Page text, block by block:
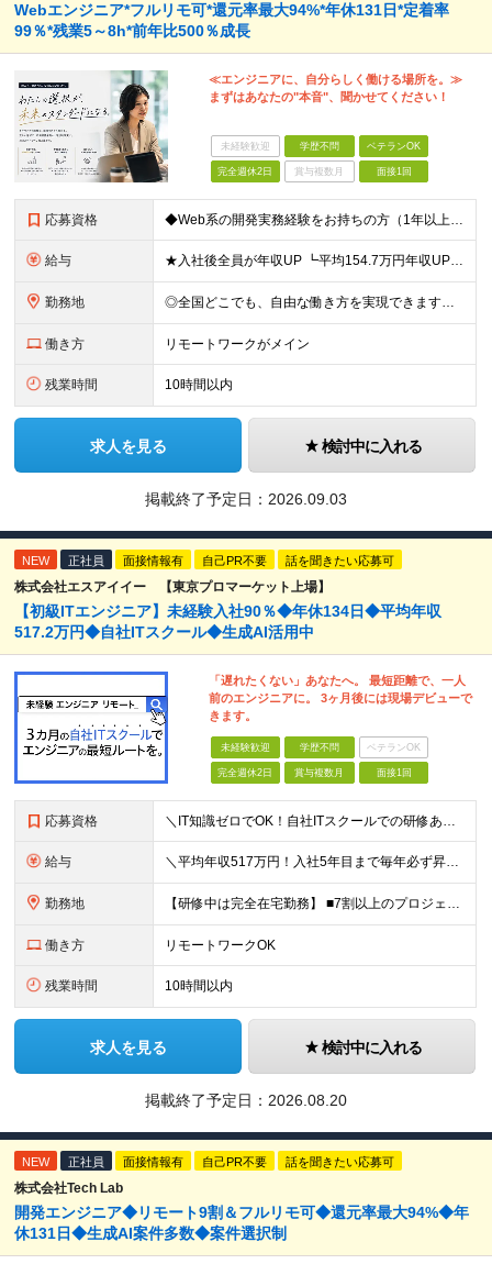
Webエンジニア*フルリモ可*還元率最大94%*年休131日*定着率
99％*残業5～8h*前年比500％成長
≪エンジニアに、自分らしく働ける場所を。≫
まずはあなたの"本音"、聞かせてください！
未経験歓迎 学歴不問 ベテランOK
完全週休2日 賞与複数月 面接1回
応募資格 ◆Web系の開発実務経験をお持ちの方（1年以上） ◆学歴不問 ◆既卒・第二新卒OK ☆Tech Labの事業内容、ビジョンに共感できる⽅はぜひご応募ください！ ☆意欲重視の採用です！ 「経歴に自信が
給与 ★入社後全員が年収UP ┗平均154.7万円年収UP！ ┗最大380万円UPの実績もあり 月給35万円～100万円＋決算賞与＋各種手当 【 給与イメージ 】 ◆経験1年以上…月給35万円～＋決算賞
勤務地 ◎全国どこでも、自由な働き方を実現できます！ 全国のプロジェクト先やフルリモート環境での勤務も可能です。 ＼自由度の高い働き方、叶えます／ ・フルリモートで働きたい ・ハイブリットに働きたい ・家庭
働き方 リモートワークがメイン
残業時間 10時間以内
求人を見る 検討中に入れる
掲載終了予定日： 2026.09.03
NEW 正社員 面接情報有 自己PR不要 話を聞きたい応募可
株式会社エスアイイー 【東京プロマーケット上場】
【初級ITエンジニア】未経験入社90％◆年休134日◆平均年収
517.2万円◆自社ITスクール◆生成AI活用中
「遅れたくない」あなたへ。 最短距離で、一人
前のエンジニアに。 3ヶ月後には現場デビューで
きます。
未経験歓迎 学歴不問 ベテランOK
完全週休2日 賞与複数月 面接1回
応募資格 ＼IT知識ゼロでOK！自社ITスクールでの研修あり／ ■完全未経験OK(文系出身70％) ■第二新卒歓迎 ■学歴不問 └社会人未経験の方も歓迎します！ 5名以上の採用を予定しているので、同期と入社も
給与 ＼平均年収517万円！入社5年目まで毎年必ず昇給／ ■賞与年3回 ■年収800万円以上も可 ■入社3年以上の平均年収469.2万円 月給23万2000円以上＋賞与年3回＋各種手当 ☆入社5年目まで最
勤務地 【研修中は完全在宅勤務】 ■7割以上のプロジェクトでリモートワークを導入 ■フルリモートもあり ■一都三県のプロジェクト先 ■転居を伴う転勤なし ＜プロジェクト先＞ 東京・神奈川・千葉・埼玉でのプロ
働き方 リモートワークOK
残業時間 10時間以内
求人を見る 検討中に入れる
掲載終了予定日： 2026.08.20
NEW 正社員 面接情報有 自己PR不要 話を聞きたい応募可
株式会社Tech Lab
開発エンジニア◆リモート9割＆フルリモ可◆還元率最大94%◆年
休131日◆生成AI案件多数◆案件選択制